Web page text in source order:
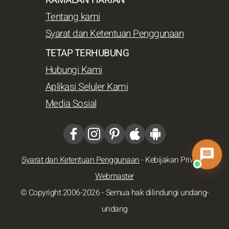
Tentang kami
Syarat dan Ketentuan Penggunaan
TETAP TERHUBUNG
Hubungi Kami
Aplikasi Seluler Kami
Media Sosial
Syarat dan Ketentuan Penggunaan- Kebijakan Privasi-
Webmaster
© Copyright 2006-2026 - Semua hak dilindungi undang-
undang